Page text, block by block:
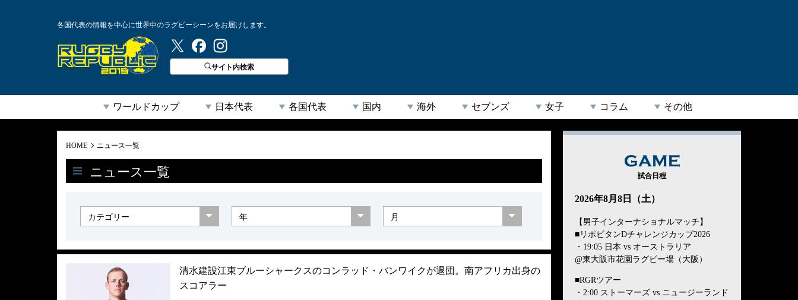
各国代表の情報を中心に世界中のラグビーシーンをお届けします。
ラグビーリパブリック
サイト内検索
ワールドカップ 日本代表 各国代表 国内 海外 セブンズ 女子 コラム その他
HOME ニュース一覧
ニュース一覧
清水建設江東ブルーシャークスのコンラッド・バンワイクが退団。南アフリカ出身の
スコアラー
GAME
試合日程
2026年8月8日（土）
【男子インターナショナルマッチ】
■リポビタンDチャレンジカップ2026
・19:05 日本 vs オーストラリア
@東大阪市花園ラグビー場（大阪）
■RGRツアー
・2:00 ストーマーズ vs ニュージーランド